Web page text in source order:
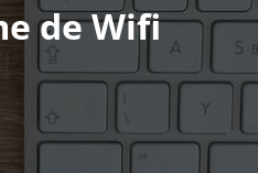
de Wifi